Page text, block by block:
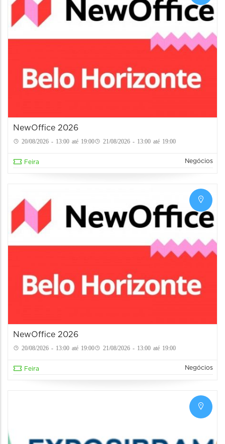
NewOffice 2026
20/08/2026 - 13:00 até 19:00 21/08/2026 - 13:00 até 19:00
Feira Negócios
NewOffice 2026
20/08/2026 - 13:00 até 19:00 21/08/2026 - 13:00 até 19:00
Feira Negócios